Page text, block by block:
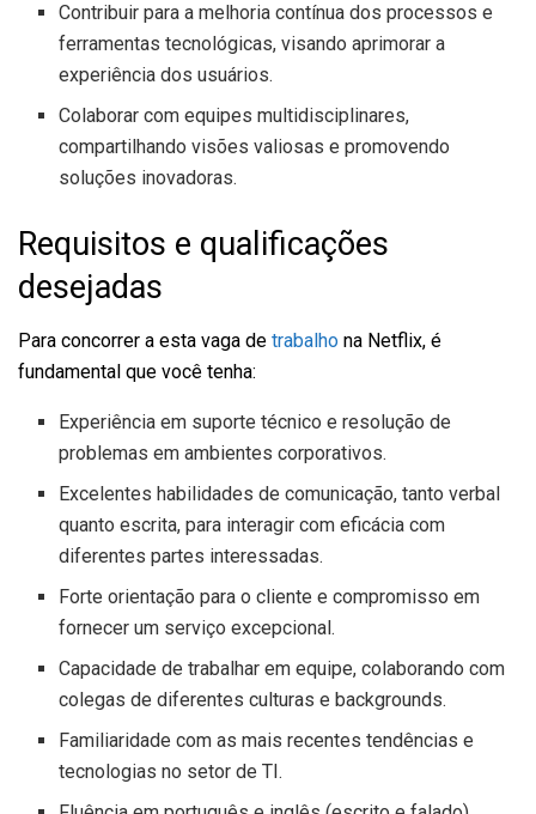
Contribuir para a melhoria contínua dos processos e
ferramentas tecnológicas, visando aprimorar a
experiência dos usuários.
Colaborar com equipes multidisciplinares,
compartilhando visões valiosas e promovendo
soluções inovadoras.
Requisitos e qualificações
desejadas
Para concorrer a esta vaga de trabalho na Netflix, é
fundamental que você tenha:
Experiência em suporte técnico e resolução de
problemas em ambientes corporativos.
Excelentes habilidades de comunicação, tanto verbal
quanto escrita, para interagir com eficácia com
diferentes partes interessadas.
Forte orientação para o cliente e compromisso em
fornecer um serviço excepcional.
Capacidade de trabalhar em equipe, colaborando com
colegas de diferentes culturas e backgrounds.
Familiaridade com as mais recentes tendências e
tecnologias no setor de TI.